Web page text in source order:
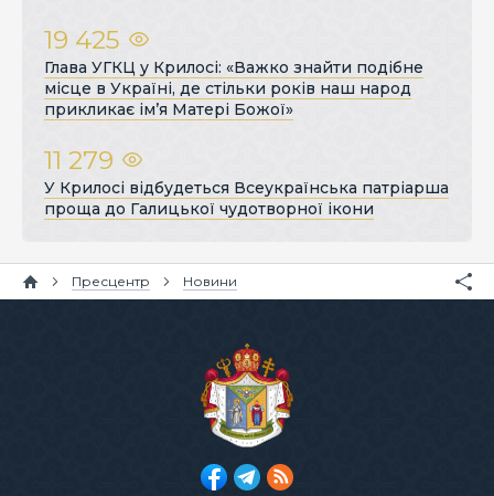
19 425
Глава УГКЦ у Крилосі: «Важко знайти подібне
місце в Україні, де стільки років наш народ
прикликає ім’я Матері Божої»
11 279
У Крилосі відбудеться Всеукраїнська патріарша
проща до Галицької чудотворної ікони
Пресцентр Новини